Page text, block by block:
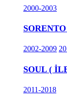
2000-2003
2002-2009
SOUL (
2011-2018